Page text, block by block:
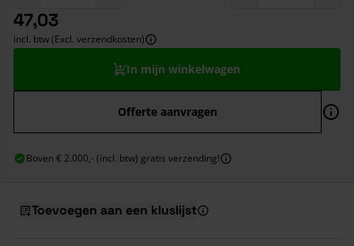
47,03
incl. btw (Excl. verzendkosten)
In mijn winkelwagen
Offerte aanvragen
Boven € 2.000,- (incl. btw) gratis verzending!
Toevoegen aan een kluslijst